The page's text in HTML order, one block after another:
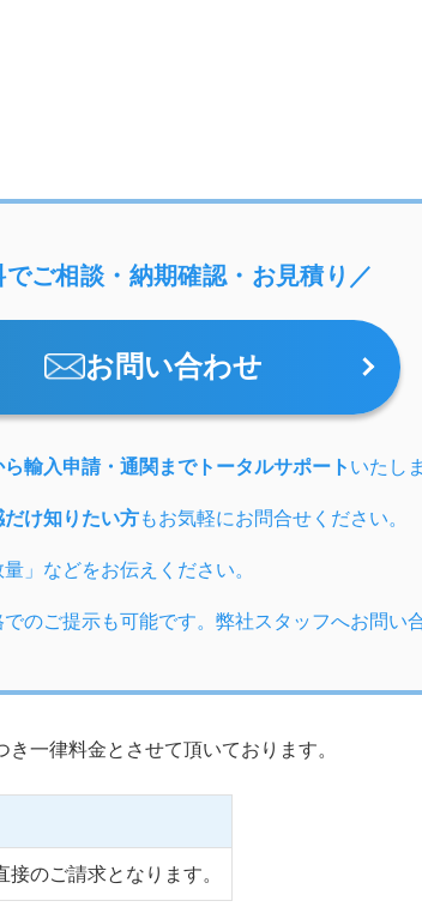
でご相談・納期確認・お見積り／
お問い合わせ
輸入申請・通関までトータルサポート いたし
だけ知りたい方もお気軽にお問合せください。
」などをお伝えください。
のご提示も可能です。弊社スタッフへお問い
一律料金とさせて頂いております。
接のご請求となります。